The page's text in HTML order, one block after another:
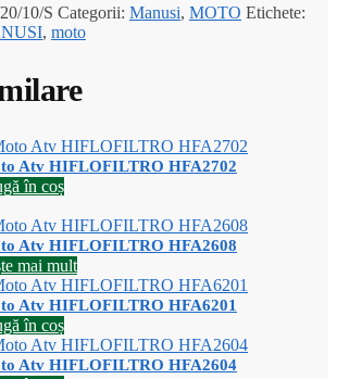
10/S Categorii: Manusi, MOTO Etichete:
, moto
Atv HIFLOFILTRO HFA2702
în coș
Atv HIFLOFILTRO HFA2608
mai mult
Atv HIFLOFILTRO HFA6201
în coș
Atv HIFLOFILTRO HFA2604